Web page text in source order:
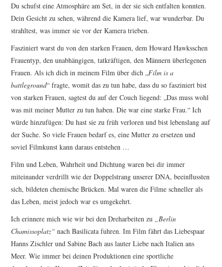
Du schufst eine Atmosphäre am Set, in der sie sich entfalten konnten.
Dein Gesicht zu sehen, während die Kamera lief, war wunderbar. Du
strahltest, was immer sie vor der Kamera trieben.
Fasziniert warst du von den starken Frauen, dem Howard Hawksschen
Frauentyp, den unabhängigen, tatkräftigen, den Männern überlegenen
Frauen. Als ich dich in meinem Film über dich „Film is a
battleground“ fragte, womit das zu tun habe, dass du so fasziniert bist
von starken Frauen, sagtest du auf der Couch liegend: „Das muss wohl
was mit meiner Mutter zu tun haben. Die war eine starke Frau.“ Ich
würde hinzufügen: Du hast sie zu früh verloren und bist lebenslang auf
der Suche. So viele Frauen bedarf es, eine Mutter zu ersetzen und
soviel Filmkunst kann daraus entstehen …
Film und Leben, Wahrheit und Dichtung waren bei dir immer
miteinander verdrillt wie der Doppelstrang unserer DNA, beeinflussten
sich, bildeten chemische Brücken. Mal waren die Filme schneller als
das Leben, meist jedoch war es umgekehrt.
Ich erinnere mich wie wir bei den Dreharbeiten zu
„Berlin
Chamissoplatz“nach Basilicata fuhren. Im Film fährt das Liebespaar
Hanns Zischler und Sabine Bach aus lauter Liebe nach Italien ans
Meer. Wie immer bei deinen Produktionen eine sportliche